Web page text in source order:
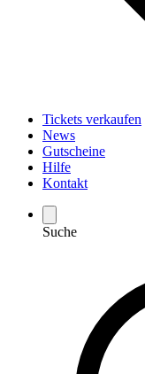
Tickets verkaufen
News
Gutscheine
Hilfe
Kontakt
Suche